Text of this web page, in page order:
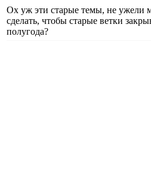
Ох уж эти старые темы, не ужели
сделать, чтобы старые ветки
полугода?